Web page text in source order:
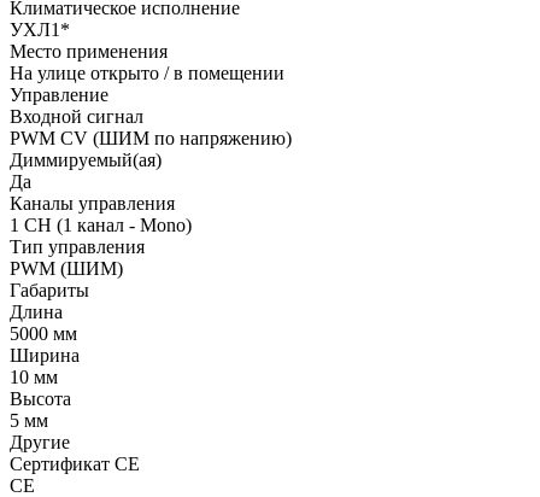
Климатическое исполнение
УХЛ1*
Место применения
На улице открыто / в помещении
Управление
Входной сигнал
PWM СV (ШИМ по напряжению)
Диммируемый(ая)
Да
Каналы управления
1 CH (1 канал - Mono)
Тип управления
PWM (ШИМ)
Габариты
Длина
5000 мм
Ширина
10 мм
Высота
5 мм
Другие
Сертификат CE
CE